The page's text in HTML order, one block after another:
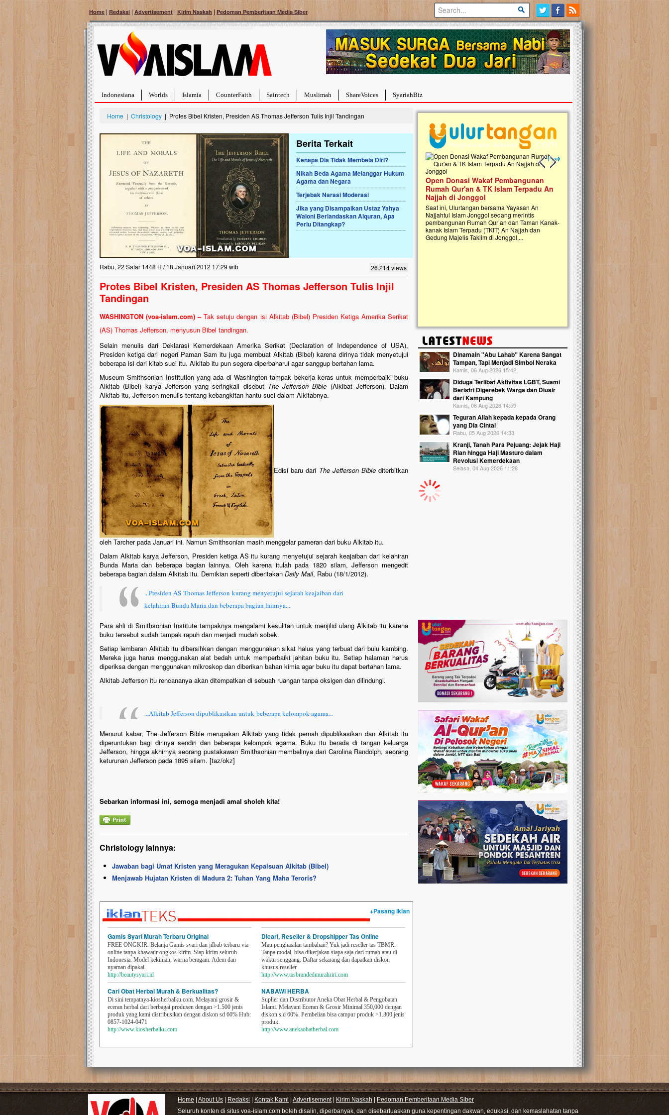
Home | Redaksi | Advertisement | Kirim Naskah | Pedoman Pemberitaan Media Siber
Indonesiana Worlds Islamia CounterFaith Saintech Muslimah ShareVoices SyariahBiz
Home | Christology | Protes Bibel Kristen, Presiden AS Thomas Jefferson Tulis Injil Tandingan
Berita Terkait
Kenapa Dia Tidak Membela Diri?
Nikah Beda Agama Melanggar Hukum
Agama dan Negara
Terjebak Narasi Moderasi
Jika yang Disampaikan Ustaz Yahya
Waloni Berlandaskan Alquran, Apa
Perlu Ditangkap?
Rabu, 22 Safar 1448 H / 18 Januari 2012 17:29 wib 26.214 views
Protes Bibel Kristen, Presiden AS Thomas Jefferson Tulis Injil
Tandingan
WASHINGTON (voa-islam.com) –Tak setuju dengan isi Alkitab (Bibel) Presiden Ketiga Amerika Serikat
(AS) Thomas Jefferson, menyusun Bibel tandingan.
Selain menulis dari Deklarasi Kemerdekaan Amerika Serikat (Declaration of Independence of USA),
Presiden ketiga dari negeri Paman Sam itu juga membuat Alkitab (Bibel) karena dirinya tidak menyetujui
beberapa isi dari kitab suci itu. Alkitab itu pun segera diperbaharui agar sanggup bertahan lama.
Museum Smithsonian Institution yang ada di Washington tampak bekerja keras untuk memperbaiki buku
Alkitab (Bibel) karya Jefferson yang seringkali disebut The Jefferson Bible (Alkibat Jefferson). Dalam
Alkitab itu, Jefferson menulis tentang kebangkitan hantu suci dalam Alkitabnya.
Edisi baru dari The Jefferson Biblediterbitkan
oleh Tarcher pada Januari ini. Namun Smithsonian masih menggelar pameran dari buku Alkitab itu.
Dalam Alkitab karya Jefferson, Presiden ketiga AS itu kurang menyetujui sejarah keajaiban dari kelahiran
Bunda Maria dan beberapa bagian lainnya. Oleh karena itulah pada 1820 silam, Jefferson mengedit
beberapa bagian dalam Alkitab itu. Demikian seperti diberitakan Daily Mail, Rabu (18/1/2012).
...Presiden AS Thomas Jefferson kurang menyetujui sejarah keajaiban dari
kelahiran Bunda Maria dan beberapa bagian lainnya...
Para ahli di Smithsonian Institute tampaknya mengalami kesulitan untuk menjilid ulang Alkitab itu karena
buku tersebut sudah tampak rapuh dan menjadi mudah sobek.
Setiap lembaran Alkitab itu dibersihkan dengan menggunakan sikat halus yang terbuat dari bulu kambing.
Mereka juga harus menggunakan alat bedah untuk memperbaiki jahitan buku itu. Setiap halaman harus
diperiksa dengan menggunakan mikroskop dan diberikan bahan kimia agar buku itu dapat bertahan lama.
Alkitab Jefferson itu rencananya akan ditempatkan di sebuah ruangan tanpa oksigen dan dilindungi.
...Alkitab Jefferson dipublikasikan untuk beberapa kelompok agama...
Menurut kabar, The Jefferson Bible merupakan Alkitab yang tidak pernah dipublikasikan dan Alkitab itu
diperuntukan bagi dirinya sendiri dan beberapa kelompok agama. Buku itu berada di tangan keluarga
Jefferson, hingga akhirnya seorang pustakawan Smithsonian membelinya dari Carolina Randolph, seorang
keturunan Jefferson pada 1895 silam. [taz/okz]
Sebarkan informasi ini, semoga menjadi amal sholeh kita!
Christology lainnya:
Jawaban bagi Umat Kristen yang Meragukan Kepalsuan Alkitab (Bibel)
Menjawab Hujatan Kristen di Madura 2: Tuhan Yang Maha Teroris?
+Pasang iklan
Gamis Syari Murah Terbaru Original
FREE ONGKIR. Belanja Gamis syari dan jilbab terbaru via
online tanpa khawatir ongkos kirim. Siap kirim seluruh
Indonesia. Model kekinian, warna beragam. Adem dan
nyaman dipakai.
http://beautysyari.id
Cari Obat Herbal Murah & Berkualitas?
Di sini tempatnya-kiosherbalku.com. Melayani grosir &
eceran herbal dari berbagai produsen dengan >1.500 jenis
produk yang kami distribusikan dengan diskon sd 60% Hub:
0857-1024-0471
http://www.kiosherbalku.com
Dicari, Reseller & Dropshipper Tas Online
Mau penghasilan tambahan? Yuk jadi reseller tas TBMR.
Tanpa modal, bisa dikerjakan siapa saja dari rumah atau di
waktu senggang. Daftar sekarang dan dapatkan diskon
khusus reseller
http://www.tasbrandedmurahriri.com
NABAWI HERBA
Suplier dan Distributor Aneka Obat Herbal & Pengobatan
Islami. Melayani Eceran & Grosir Minimal 350,000 dengan
diskon s.d 60%. Pembelian bisa campur produk >1.300 jenis
produk.
http://www.anekaobatherbal.com
Previous slide
Next slide
Bantu Naura, Balita Hebat Sembuh Dari
Tumor Pembuluh Darah
Hidup Naura Salsabila dipenuhi dengan
rintangan yang sangat berat. Meskipun baru
berusia sepuluh bulan, bayi yang imut ini harus
menghadapi penyakit yang dahsyat, yaitu tumor
pembuluh darah berukuran...
Lima Tahun Mangkrak, Masjid di
Pelosok ini Mengenaskan. Ayo Bantu.!!
Nasib masjid di Kampung Cilumbu ini sungguh
berlumut, dan menghitam terpapar panas dan
Palestina Masih Berduka, Ayo Ulurkan
Tangan Bantu Mereka
Sahabat, Ulurtangan mari kirimkan dukungan
terbaikmu untuk warga Palestina di Gaza demi
menguatkan mereka menghadapi situasi
mencekam ini. Mari dukung mereka dengan
berdonasi dengan cara:...
Open Donasi Wakaf Pembangunan
Rumah Qur'an & TK Islam Terpadu An
Najjah di Jonggol
Saat ini, Ulurtangan bersama Yayasan An
Najjahtul Islam Jonggol sedang merintis
pembangunan Rumah Qur’an dan Taman Kanak-
kanak Islam Terpadu (TKIT) An Najjah dan
Gedung Majelis Taklim di Jonggol,...
Ulurtangan Bersama PDUI Kota
Safari Wakaf Qur'an dan Tebar
Sembako ke Pelosok Negeri
Mari bergabung dalam memperkuat
kebaikan di pelosok negeri dengan
Qur'an. Jangan ragu untuk menjadi
kebaikan ini. Abadikan harta dengan
Qur'an dan saksikan...
Dinamain ''Abu Lahab'' Karena Sangat
Tampan, Tapi Menjadi Simbol Neraka
Kamis, 06 Aug 2026 15:42
Diduga Terlibat Aktivitas LGBT, Suami
Beristri Digerebek Warga dan Diusir
dari Kampung
Kamis, 06 Aug 2026 14:59
Teguran Allah kepada kepada Orang
yang Dia Cintai
Rabu, 05 Aug 2026 14:33
Kranji, Tanah Para Pejuang: Jejak Haji
Rian hingga Haji Masturo dalam
Revolusi Kemerdekaan
Selasa, 04 Aug 2026 11:28
Home | About Us | Redaksi | Kontak Kami | Advertisement| Kirim Naskah | Pedoman Pemberitaan Media Siber
Seluruh konten di situs voa-islam.com boleh disalin, diperbanyak, dan disebarluaskan guna kepentingan dakwah, edukasi, dan kemaslahatan tanpa